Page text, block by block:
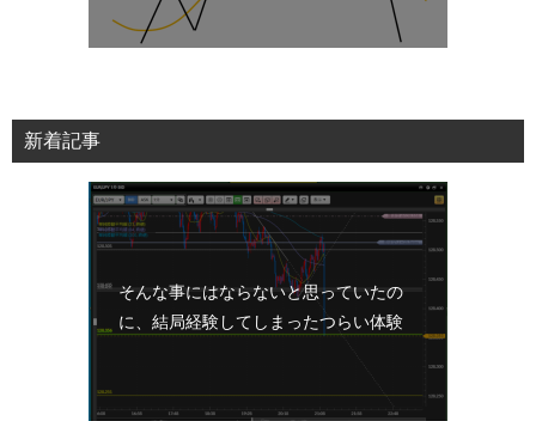
新着記事
そんな事にはならないと思っていたの
に、結局経験してしまったつらい体験